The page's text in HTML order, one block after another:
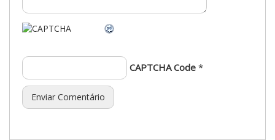
CAPTCHA Code *